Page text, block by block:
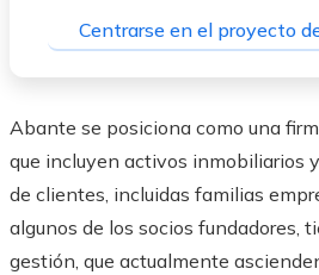
Centrarse en el proyecto
Abante se posiciona como una
que incluyen activos inmobiliarios
de clientes, incluidas familias
algunos de los socios fundadores,
gestión, que actualmente